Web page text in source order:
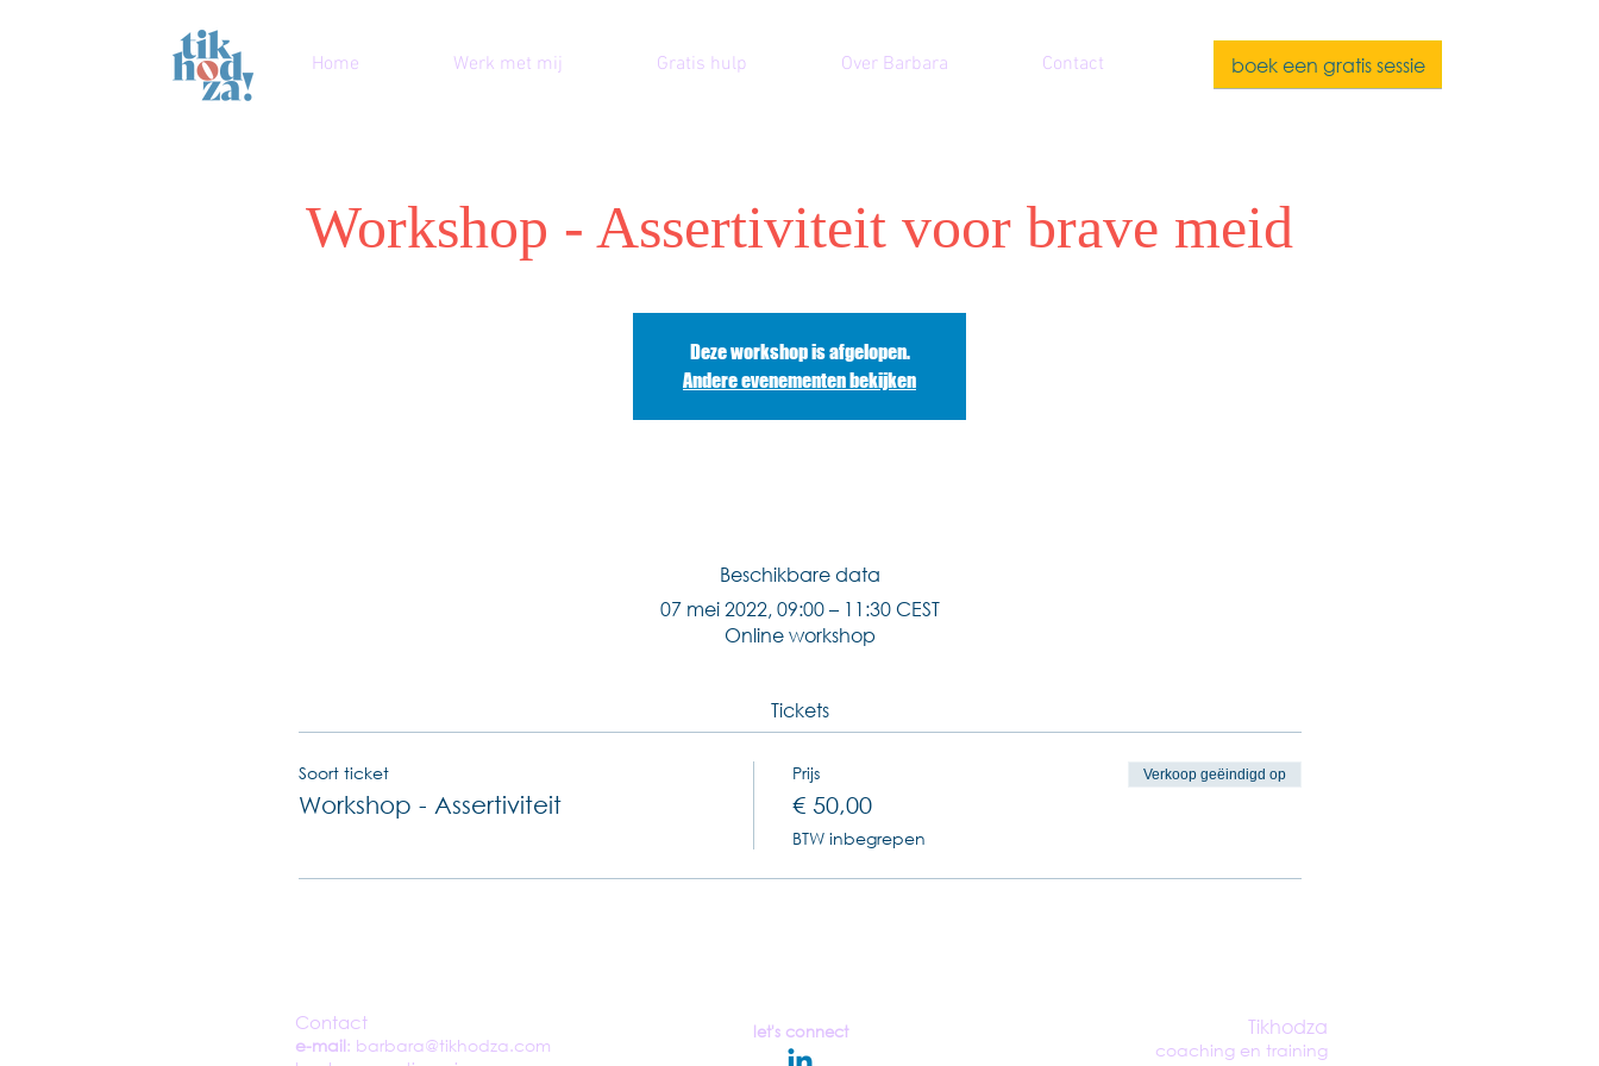
Home Werk met mij Gratis hulp Over Barbara Contact boek een gratis sessie
Workshop - Assertiviteit voor brave meid
Deze workshop is afgelopen.
Andere evenementen bekijken
Beschikbare data
07 mei 2022, 09:00 – 11:30 CEST
Online workshop
Tickets
Soort ticket
Workshop - Assertiviteit
Prijs
€ 50,00
BTW inbegrepen
Verkoop geëindigd op
Tikhodza
coaching en training
Contact
e-mail: barbara@tikhodza.com
let's connect